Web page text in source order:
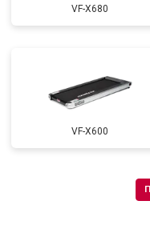
VF-X680
VF-X600